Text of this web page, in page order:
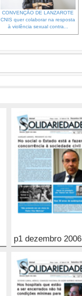
CONVENÇÃO DE LANZAROTE
CNIS quer colaborar na resposta
à violência sexual contra...
p1 dezembro 2006